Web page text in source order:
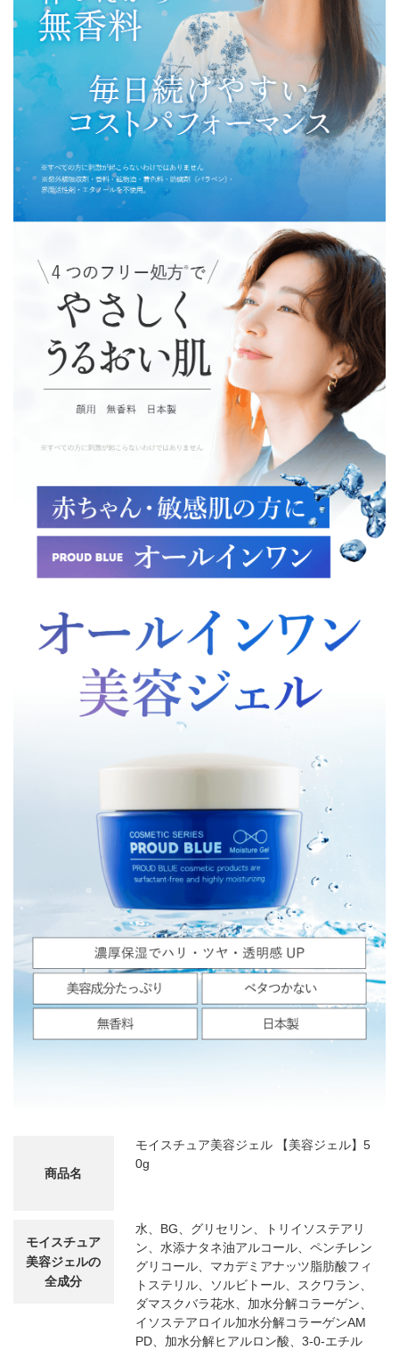
商品名
モイスチュア美容ジェル 【美容ジェル】5
0g
モイスチュア
美容ジェルの
全成分
水、BG、グリセリン、トリイソステアリ
ン、水添ナタネ油アルコール、ペンチレン
グリコール、マカデミアナッツ脂肪酸フィ
トステリル、ソルビトール、スクワラン、
ダマスクバラ花水、加水分解コラーゲン、
イソステアロイル加水分解コラーゲンAM
PD、加水分解ヒアルロン酸、3-0-エチル